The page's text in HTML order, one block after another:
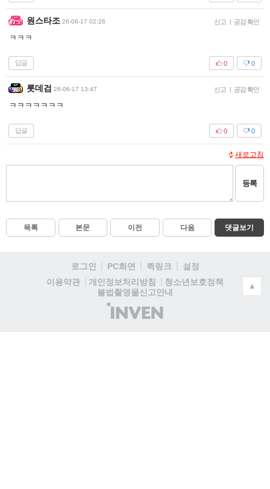
원스타조 26-06-17 02:26 신고 | 공감 확인
ㅋㅋㅋ
답글 0
0
롯데검 26-06-17 13:47 신고 | 공감 확인
ㅋㅋㅋㅋㅋㅋㅋ
답글 0
0
새로고침
등록
목록 본문 이전 다음 댓글보기
로그인 PC화면 퀵링크
설정
이용약관
개인정보처리방침
청소년보호정책
불법촬영물신고안내
(주)
인
▲